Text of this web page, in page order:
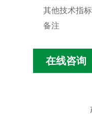
其他技术指标
备注
在线咨询